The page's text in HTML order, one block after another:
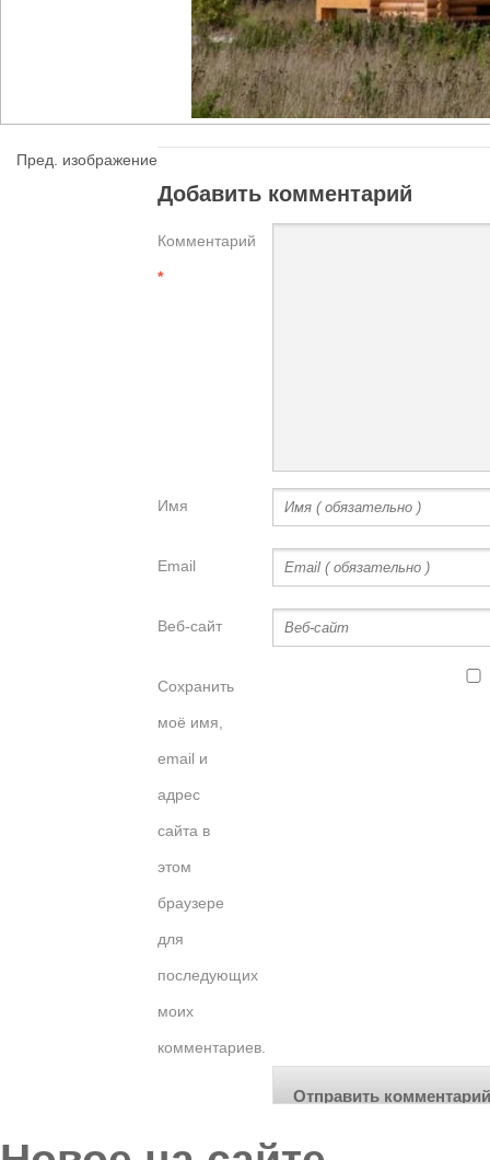
Пред. изображение
Добавить комментарий
Комментарий
*
Имя
Email
Веб-сайт
Сохранить
моё имя,
email и
адрес
сайта в
этом
браузере
для
последующих
моих
комментариев.